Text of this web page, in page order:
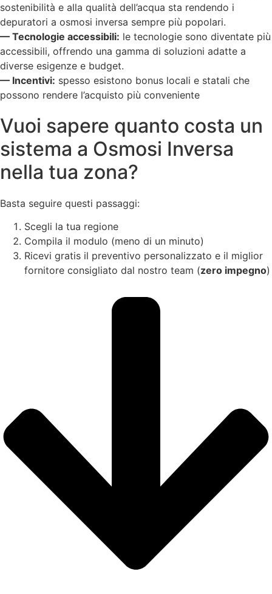
sostenibilità e alla qualità dell’acqua sta rendendo i
depuratori a osmosi inversa sempre più popolari.
— Tecnologie accessibili: le tecnologie sono diventate più
accessibili, offrendo una gamma di soluzioni adatte a
diverse esigenze e budget.
— Incentivi: spesso esistono bonus locali e statali che
possono rendere l’acquisto più conveniente
Vuoi sapere quanto costa un
sistema a Osmosi Inversa
nella tua zona?
Basta seguire questi passaggi:
Scegli la tua regione
Compila il modulo (meno di un minuto)
Ricevi gratis il preventivo personalizzato e il miglior
fornitore consigliato dal nostro team (zero impegno)